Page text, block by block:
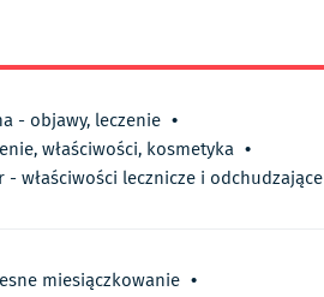
- objawy, leczenie •
właściwości, kosmetyka •
- właściwości lecznicze i odchudzające
miesiączkowanie •